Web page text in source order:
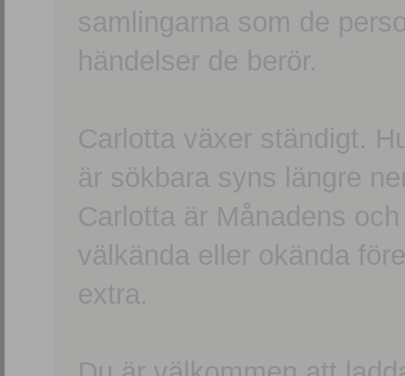
samlingarna som de
händelser de berör.
Carlotta växer ständigt.
är sökbara syns längre
Carlotta är Månadens
välkända eller okända
extra.